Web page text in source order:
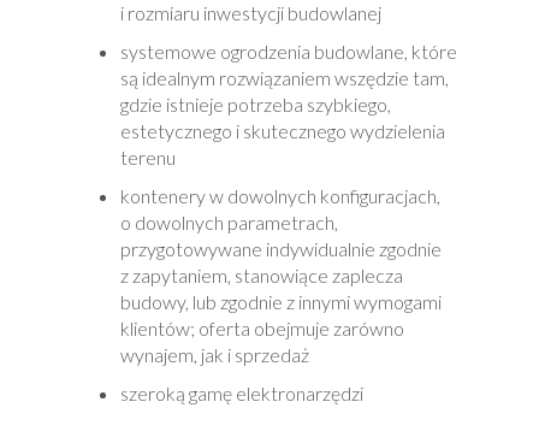
i rozmiaru inwestycji budowlanej
systemowe ogrodzenia budowlane, które
są idealnym rozwiązaniem wszędzie tam,
gdzie istnieje potrzeba szybkiego,
estetycznego i skutecznego wydzielenia
terenu
kontenery w dowolnych konfiguracjach,
o dowolnych parametrach,
przygotowywane indywidualnie zgodnie
z zapytaniem, stanowiące zaplecza
budowy, lub zgodnie z innymi wymogami
klientów; oferta obejmuje zarówno
wynajem, jak i sprzedaż
szeroką gamę elektronarzędzi